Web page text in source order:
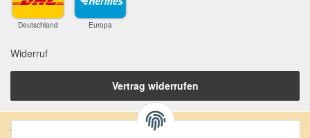
Deutschland Europa
Widerruf
Vertrag widerrufen
Anschrift: